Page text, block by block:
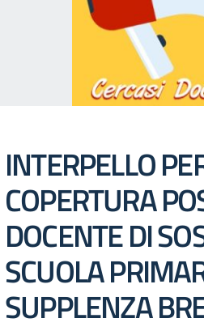
INTERPELLO
COPERTURA
DOCENTE DI
SCUOLA
SUPPLENZA